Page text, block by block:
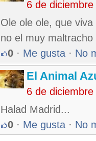
6 de
Ole ole ole, que
no el muy
0 · Me gusta · No
El Animal
6 de
Halad Madrid...
0 · Me gusta · No